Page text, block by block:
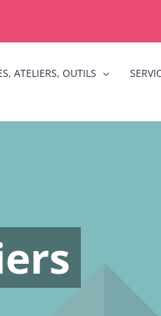
ATELIERS, OUTILS